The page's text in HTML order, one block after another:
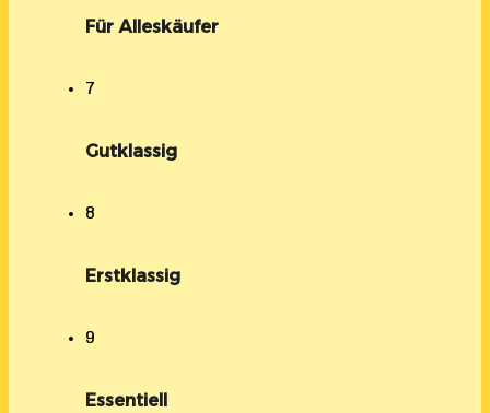
Für Alleskäufer
7
Gutklassig
8
Erstklassig
9
Essentiell